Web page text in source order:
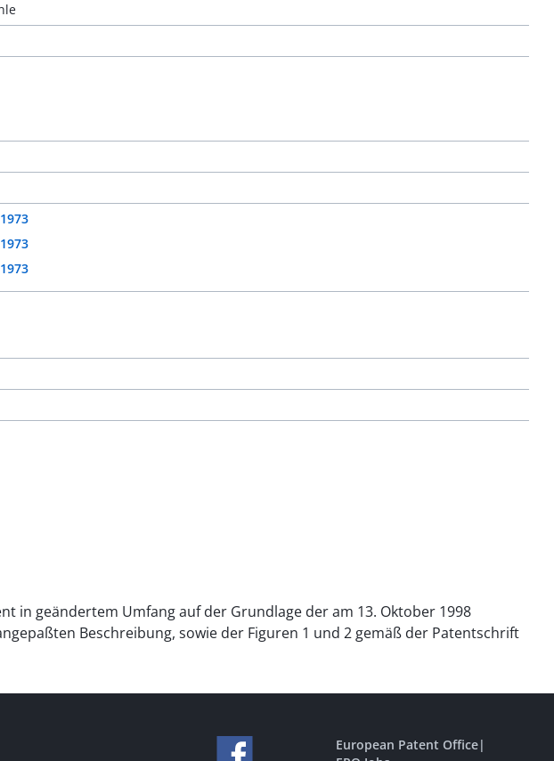
in geändertem Umfang auf der Grundlage der am 13. Oktober 1998
Beschreibung, sowie der Figuren 1 und 2 gemäß der Patentschrift
European Patent Office|